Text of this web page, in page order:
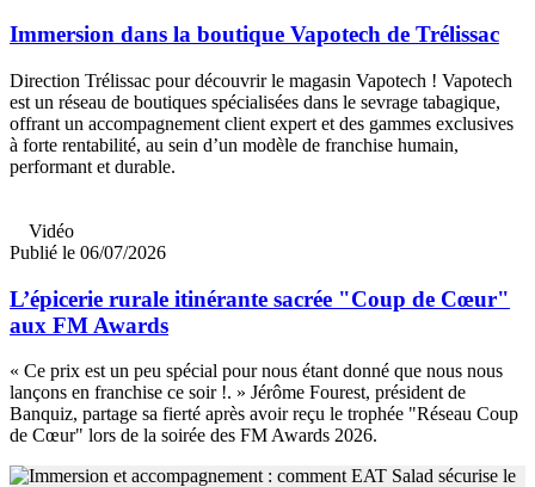
Immersion dans la boutique Vapotech de Trélissac
Direction Trélissac pour découvrir le magasin Vapotech ! Vapotech
est un réseau de boutiques spécialisées dans le sevrage tabagique,
offrant un accompagnement client expert et des gammes exclusives
à forte rentabilité, au sein d’un modèle de franchise humain,
performant et durable.
Vidéo
Publié le 06/07/2026
L’épicerie rurale itinérante sacrée "Coup de Cœur"
aux FM Awards
« Ce prix est un peu spécial pour nous étant donné que nous nous
lançons en franchise ce soir !. » Jérôme Fourest, président de
Banquiz, partage sa fierté après avoir reçu le trophée "Réseau Coup
de Cœur" lors de la soirée des FM Awards 2026.